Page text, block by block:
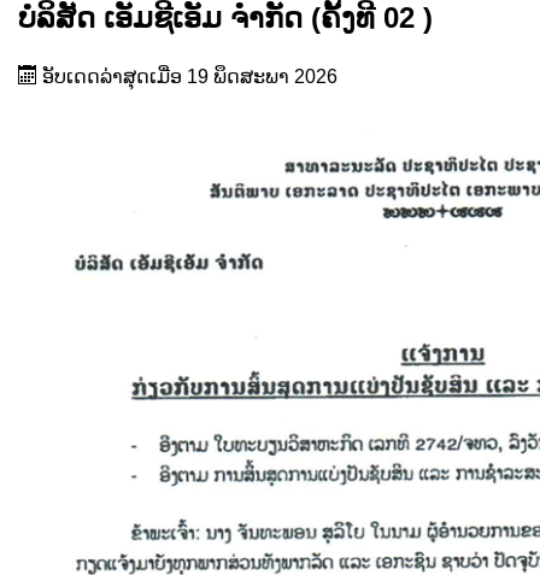
ບໍລິສັດ ເອັມຊີເອັມ ຈຳກັດ (ຄັ້ງທີ 02 )
ອັບເດດລ່າສຸດເມື່ອ 19 ພຶດສະພາ 2026